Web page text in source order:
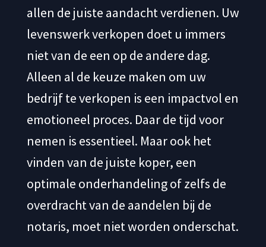
allen de juiste aandacht verdienen. Uw
levenswerk verkopen doet u immers
niet van de een op de andere dag.
Alleen al de keuze maken om uw
bedrijf te verkopen is een impactvol en
emotioneel proces. Daar de tijd voor
nemen is essentieel. Maar ook het
vinden van de juiste koper, een
optimale onderhandeling of zelfs de
overdracht van de aandelen bij de
notaris, moet niet worden onderschat.